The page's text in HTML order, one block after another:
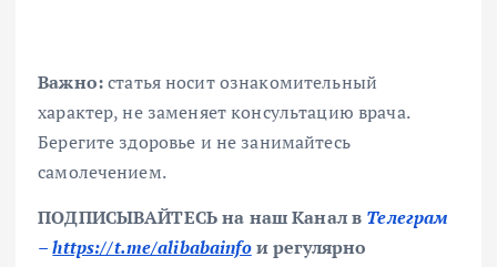
Важно:статья носит ознакомительный
характер, не заменяет консультацию врача.
Берегите здоровье и не занимайтесь
самолечением.
ПОДПИСЫВАЙТЕСЬ на наш Канал в Телеграм
–https://t.me/alibabainfoи регулярно